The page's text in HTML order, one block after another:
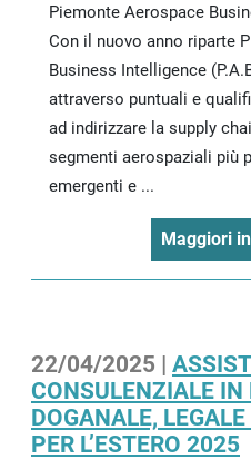
Piemonte Aerospace
Con il nuovo anno riparte
Business Intelligence
attraverso puntuali e
ad indirizzare la supply
segmenti aerospaziali più
emergenti e ...
Maggiori
22/04/2025 |
CONSULENZIALE
DOGANALE,
PER L’ESTERO 2025